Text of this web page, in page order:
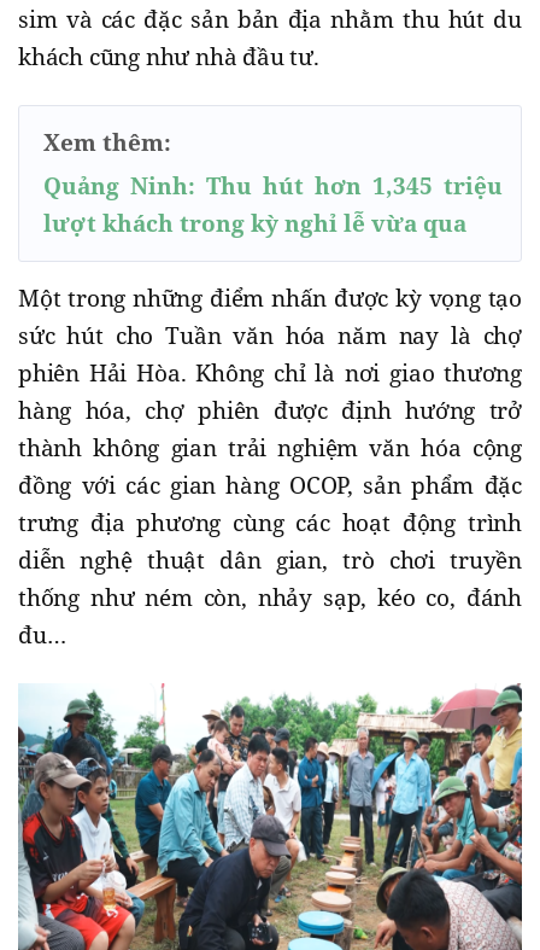
sim và các đặc sản bản địa nhằm thu hút du
khách cũng như nhà đầu tư.
Xem thêm:
Quảng Ninh: Thu hút hơn 1,345 triệu
lượt khách trong kỳ nghỉ lễ vừa qua
Một trong những điểm nhấn được kỳ vọng tạo
sức hút cho Tuần văn hóa năm nay là chợ
phiên Hải Hòa. Không chỉ là nơi giao thương
hàng hóa, chợ phiên được định hướng trở
thành không gian trải nghiệm văn hóa cộng
đồng với các gian hàng OCOP, sản phẩm đặc
trưng địa phương cùng các hoạt động trình
diễn nghệ thuật dân gian, trò chơi truyền
thống như ném còn, nhảy sạp, kéo co, đánh
đu…